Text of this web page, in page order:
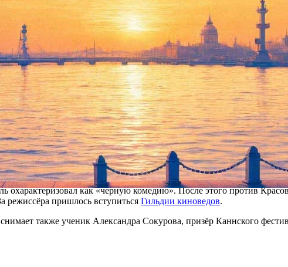
музее «Оборона и блокада Ленинграда». Статью на эту тему
поделится результатами с общественностью.
о блокаде Ленинграда, говорит, что эта тема становится
чтобы понять, что именно мы ищем и находим в нашей
Алексея Павловского.
десятилетия. Это исследование будет прикладным:
построят в Петербурге на Смольной набережнойне
с Музеем обороны и блокады в Соляном переулке.
Венецианского и Каннского фестивалейАндрей Звягинцев.
«Всегда говори «всегда»», «Опера. Хроники убойного
охарактеризовал как «черную комедию». После этого против
режиссёра пришлось вступиться Гильдии киноведов.
также ученик Александра Сокурова, призёр Каннского